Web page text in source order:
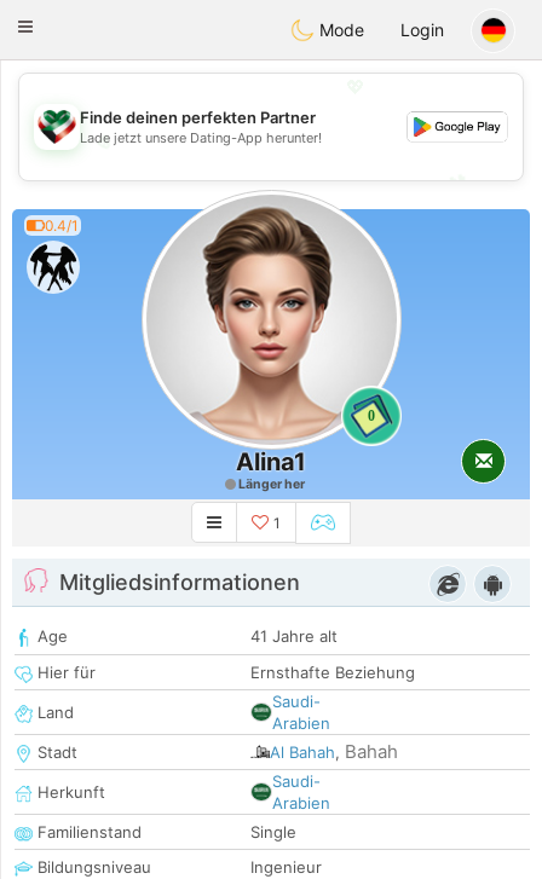
KuwaitChat
Toggle
Mode Login
💖
💕
💕
Finde deinen perfekten Partner
Lade jetzt unsere Dating-App herunter!
0.4/1
0
Alina1
Länger her
1
Mitgliedsinformationen
Age
41 Jahre alt
Hier für
Ernsthafte Beziehung
Land
Saudi-
Arabien
Stadt
Al Bahah, Bahah
Herkunft
Saudi-
Arabien
Familienstand
Single
Bildungsniveau
Ingenieur